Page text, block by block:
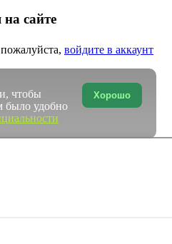
сайте
войдите в аккаунт
Хорошо
чтобы
было удобно